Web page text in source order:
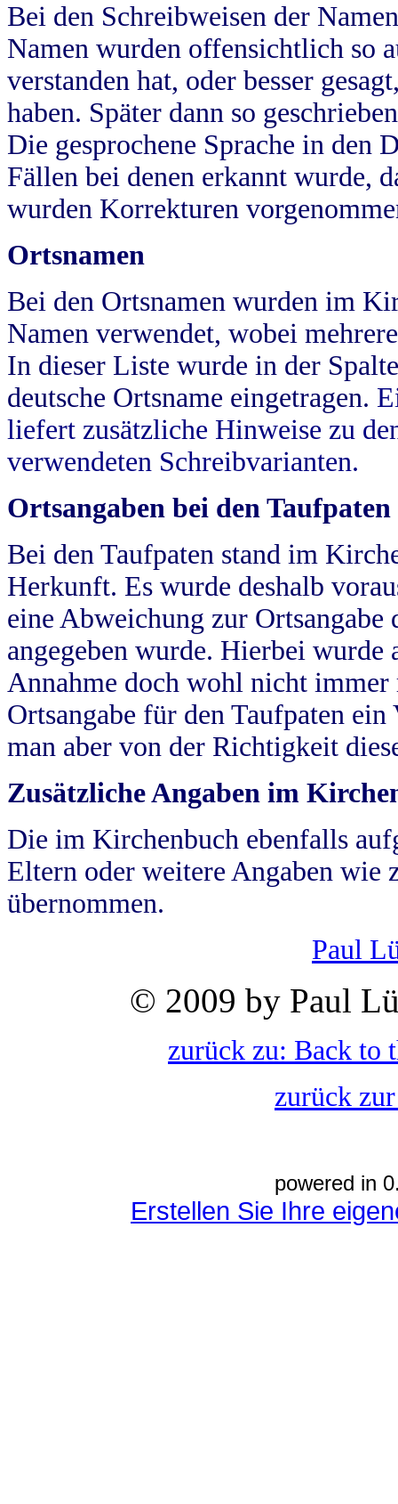
Bei den Schreibweisen der
Namen wurden offensichtlich so
verstanden hat, oder besser
haben. Später dann so
Die gesprochene Sprache in
Fällen bei denen erkannt wurde,
wurden Korrekturen
Ortsnamen
Bei den Ortsnamen wurden im
Namen verwendet, wobei
In dieser Liste wurde in der
deutsche Ortsname eingetragen.
liefert zusätzliche Hinweise zu
verwendeten Schreibvarianten.
Ortsangaben bei den Taufpaten
Bei den Taufpaten stand im
Herkunft. Es wurde deshalb
eine Abweichung zur
angegeben wurde. Hierbei wurde
Annahme doch wohl nicht
Ortsangabe für den Taufpaten
man aber von der Richtigkeit
Zusätzliche Angaben im
Die im Kirchenbuch ebenfalls
Eltern oder weitere Angaben wie
übernommen.
Paul
© 2009 by Paul
zurück zu: Back to
zurück
powered in
Erstellen Sie Ihre